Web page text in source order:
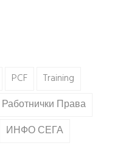
PCF
Training
Права
ИНФО СЕГА